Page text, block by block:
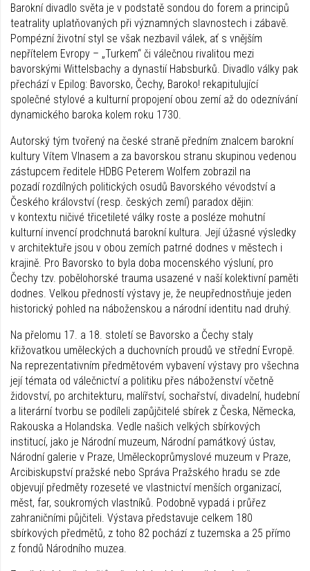
Barokní divadlo světa je v podstatě sondou do forem a principů
teatrality uplatňovaných při významných slavnostech i zábavě.
Pompézní životní styl se však nezbavil válek, ať s vnějším
nepřítelem Evropy – „Turkem“ či válečnou rivalitou mezi
bavorskými Wittelsbachy a dynastií Habsburků. Divadlo války pak
přechází v Epilog: Bavorsko, Čechy, Baroko! rekapitulující
společné stylové a kulturní propojení obou zemí až do odeznívání
dynamického baroka kolem roku 1730.
Autorský tým tvořený na české straně předním znalcem barokní
kultury Vítem Vlnasem a za bavorskou stranu skupinou vedenou
zástupcem ředitele HDBG Peterem Wolfem zobrazil na
pozadí rozdílných politických osudů Bavorského vévodství a
Českého království (resp. českých zemí) paradox dějin:
v kontextu ničivé třicetileté války roste a posléze mohutní
kulturní invencí prodchnutá barokní kultura. Její úžasné výsledky
v architektuře jsou v obou zemích patrné dodnes v městech i
krajině. Pro Bavorsko to byla doba mocenského výsluní, pro
Čechy tzv. pobělohorské trauma usazené v naší kolektivní paměti
dodnes. Velkou předností výstavy je, že neupřednostňuje jeden
historický pohled na náboženskou a národní identitu nad druhý.
Na přelomu 17. a 18. století se Bavorsko a Čechy staly
křižovatkou uměleckých a duchovních proudů ve střední Evropě.
Na reprezentativním předmětovém vybavení výstavy pro všechna
její témata od válečnictví a politiku přes náboženství včetně
židovství, po architekturu, malířství, sochařství, divadelní, hudební
a literární tvorbu se podíleli zapůjčitelé sbírek z Česka, Německa,
Rakouska a Holandska. Vedle našich velkých sbírkových
institucí, jako je Národní muzeum, Národní památkový ústav,
Národní galerie v Praze, Uměleckoprůmyslové muzeum v Praze,
Arcibiskupství pražské nebo Správa Pražského hradu se zde
objevují předměty rozeseté ve vlastnictví menších organizací,
měst, far, soukromých vlastníků. Podobně vypadá i průřez
zahraničními půjčiteli. Výstava představuje celkem 180
sbírkových předmětů, z toho 82 pochází z tuzemska a 25 přímo
z fondů Národního muzea.